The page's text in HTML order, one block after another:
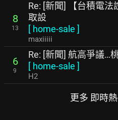
8
13
Re: [新聞] 【台積電
取設
[ home-sale ]
maxiiiii
6
9
Re: [新聞] 航高爭議…
[ home-sale ]
H2
更多 即時